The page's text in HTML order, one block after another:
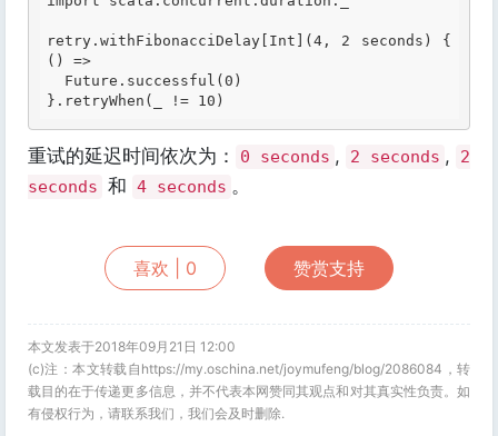
retry.withFibonacciDelay[ Int ]( 4, 2 seconds ) {
() =>
重试的延迟时间依次为： 0 seconds , 2 seconds ,
2
seconds 和 4 seconds 。
喜欢 | 0 赞赏支持
本文发表于2018年09月21日 12:00
(c)注：本文转载自https://my.oschina.net/joymufeng/blog/2086084，转
载目的在于传递更多信息，并不代表本网赞同其观点和对其真实性负责。如
有侵权行为，请联系我们，我们会及时删除.